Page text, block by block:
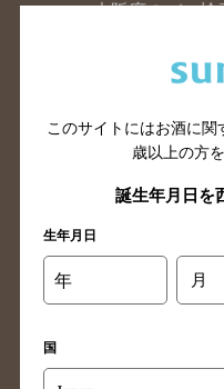
大阪府のバー検
滋賀県のバー検索
山口県のバー検
島根県のバー検
高知県のバー検
長崎県のバー検
このサイトにはお酒に関
歳以上の方
誕生年月日を
生年月日
年 月
国